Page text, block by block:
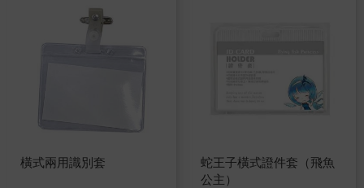
橫式兩用識別套
蛇王子橫式證件套（飛魚
公主）